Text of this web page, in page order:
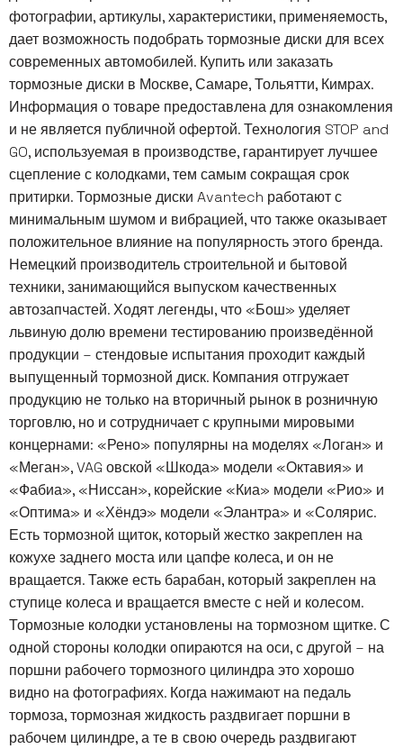
фотографии, артикулы, характеристики, применяемость,
дает возможность подобрать тормозные диски для всех
современных автомобилей. Купить или заказать
тормозные диски в Москве, Самаре, Тольятти, Кимрах.
Информация о товаре предоставлена для ознакомления
и не является публичной офертой. Технология STOP and
GO, используемая в производстве, гарантирует лучшее
сцепление с колодками, тем самым сокращая срок
притирки. Тормозные диски Avantech работают с
минимальным шумом и вибрацией, что также оказывает
положительное влияние на популярность этого бренда.
Немецкий производитель строительной и бытовой
техники, занимающийся выпуском качественных
автозапчастей. Ходят легенды, что «Бош» уделяет
львиную долю времени тестированию произведённой
продукции – стендовые испытания проходит каждый
выпущенный тормозной диск. Компания отгружает
продукцию не только на вторичный рынок в розничную
торговлю, но и сотрудничает с крупными мировыми
концернами: «Рено» популярны на моделях «Логан» и
«Меган», VAG овской «Шкода» модели «Октавия» и
«Фабиа», «Ниссан», корейские «Киа» модели «Рио» и
«Оптима» и «Хёндэ» модели «Элантра» и «Солярис.
Есть тормозной щиток, который жестко закреплен на
кожухе заднего моста или цапфе колеса, и он не
вращается. Также есть барабан, который закреплен на
ступице колеса и вращается вместе с ней и колесом.
Тормозные колодки установлены на тормозном щитке. С
одной стороны колодки опираются на оси, с другой – на
поршни рабочего тормозного цилиндра это хорошо
видно на фотографиях. Когда нажимают на педаль
тормоза, тормозная жидкость раздвигает поршни в
рабочем цилиндре, а те в свою очередь раздвигают